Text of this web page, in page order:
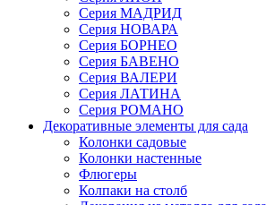
Серия МАДРИД
Серия НОВАРА
Серия БОРНЕО
Серия БАВЕНО
Серия ВАЛЕРИ
Серия ЛАТИНА
Серия РОМАНО
Декоративные элементы для сада
Колонки садовые
Колонки настенные
Флюгеры
Колпаки на столб